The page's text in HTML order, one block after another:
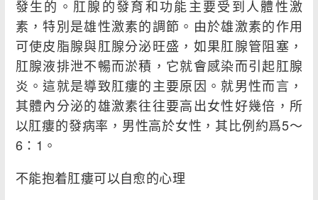
發生的。肛腺的發育和功能主要受到人體性激
素，特別是雄性激素的調節。由於雄激素的作用
可使皮脂腺與肛腺分泌旺盛，如果肛腺管阻塞，
肛腺液排泄不暢而淤積，它就會感染而引起肛腺
炎。這就是導致肛瘻的主要原因。就男性而言，
其體內分泌的雄激素往往要高出女性好幾倍，所
以肛瘻的發病率，男性高於女性，其比例約爲5～
6：1。
不能抱着肛瘻可以自愈的心理